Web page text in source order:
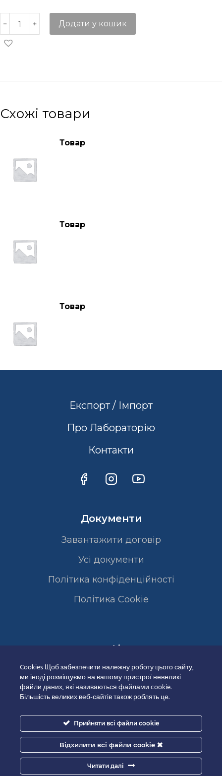
Додати у кошик
Схожі товари
Товар
Товар
Товар
Експорт / Імпорт
Про Лабораторію
Контакти
Документи
Завантажити договір
Усі документи
Політика конфіденційності
Полiтика Cookie
Сертифікати
Cookies Щоб забезпечити належну роботу цього сайту,
ми іноді розміщуємо на вашому пристрої невеликі
файли даних, які називаються файлами cookie.
Більшість великих веб-сайтів також роблять це.
Прийняти всі файли cookie
Відхилити всі файли cookie
Читати далі